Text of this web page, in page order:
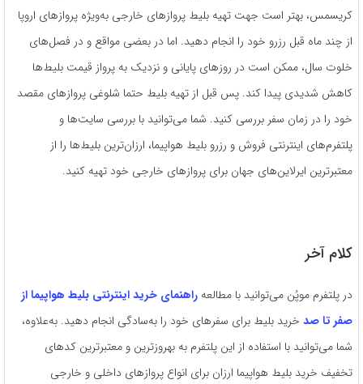
کریسمس، بهتر است جهت تهیه بلیط پروازهای خارجی به‌ویژه پروازهای اروپا
از چند ماه قبل رزرو خود را انجام دهید. اما در بعضی مواقع و در فصل‌های
خلوت سال، ممکن است در روزهای پایانی و نزدیک به پرواز قیمت بلیط‌ها
کاهش شدیدی پیدا کند. پس قبل از تهیه بلیط حتما شلوغی پروازهای مقصد
خود را در زمان سفر بررسی کنید. شما می‌توانید با بررسی سایت‌ها و
پلتفرم‌های اینترنتی فروش و رزرو بلیط هواپیما، ارزان‌ترین بلیط‌ها را از
معتبرترین ایرلاین‌های جهان برای پروازهای خارجی خود تهیه کنید.
کلام آخر
در پلتفرم موپُن می‌توانید با مطالعه راهنمای خرید اینترنتی بلیط هواپیما از
صفر تا صد خرید بلیط برای سفرهای خود را به‌سادگی انجام دهید. به‌علاوه،
شما می‌توانید با استفاده از این پلتفرم به به‎روزترین و معتبرترین کدهای
تخفیف خرید بلیط هواپیما ارزان برای انواع پروازهای داخلی و خارجی